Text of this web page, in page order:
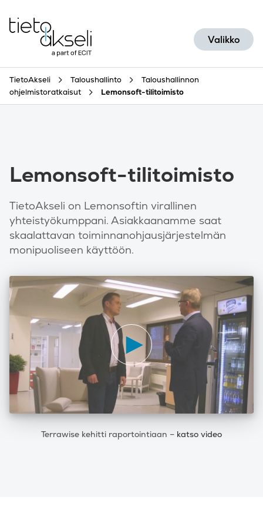
Valikko
TietoAkseli Taloushallinto
Taloushallinnon
ohjelmistoratkaisut
Lemonsoft-tilitoimisto
Lemonsoft-tilitoimisto
TietoAkseli on Lemonsoftin virallinen
yhteistyökumppani. Asiakkaanamme saat
skaalattavan toiminnanohjausjärjestelmän
monipuoliseen käyttöön.
Terrawise kehitti raportointiaan – katso video